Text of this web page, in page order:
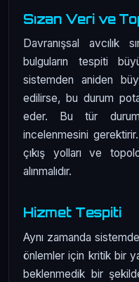
Sızan Veri ve
Davranışsal avcılık
bulguların tespiti
sistemden aniden
edilirse, bu durum
eder. Bu tür
incelenmesini
çıkış yolları ve
alınmalıdır.
Hizmet Tespiti
Aynı zamanda
önlemler için kritik bir
beklenmedik bir